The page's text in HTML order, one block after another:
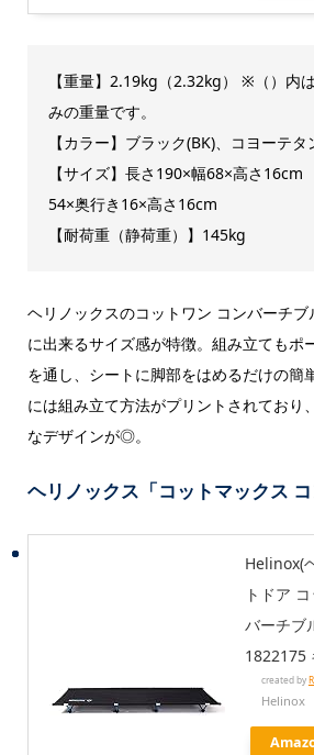
【重量】2.19kg（2.32kg） ※（）内
みの重量です。
【カラー】ブラック(BK)、コヨーテタ
【サイズ】長さ190×幅68×高さ16cm
54×奥行き16×高さ16cm
【耐荷重（静荷重）】145kg
ヘリノックスのコットワン コンバーチ
に出来るサイズ感が特徴。組み立てもポ
を通し、シートに脚部をはめるだけの簡
には組み立て方法がプリントされており
なデザインが◎。
ヘリノックス「コットマックス コ
Helinox(
トドア
バーチブ
1822175
created by
Helinox